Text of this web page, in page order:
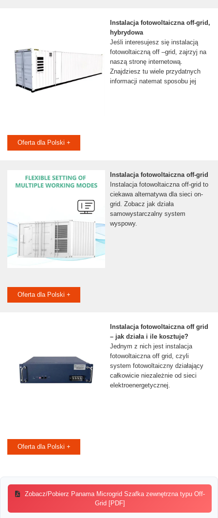
Instalacja fotowoltaiczna off-grid,
hybrydowa
Jeśli interesujesz się instalacją
fotowoltaiczną off –grid, zajrzyj na
naszą stronę internetową.
Znajdziesz tu wiele przydatnych
informacji natemat sposobu jej
Oferta dla Polski +
Instalacja fotowoltaiczna off-grid
Instalacja fotowoltaiczna off-grid to
ciekawa alternatywa dla sieci on-
grid. Zobacz jak działa
samowystarczalny system
wyspowy.
Oferta dla Polski +
Instalacja fotowoltaiczna off grid
– jak działa i ile kosztuje?
Jednym z nich jest instalacja
fotowoltaiczna off grid, czyli
system fotowoltaiczny działający
całkowicie niezależnie od sieci
elektroenergetycznej.
Oferta dla Polski +
Zobacz/Pobierz Panama Microgrid Szafka zewnętrzna typu Off-
Grid [PDF]